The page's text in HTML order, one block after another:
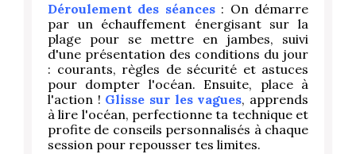
Déroulement des séances: On démarre
par un échauffement énergisant sur la
plage pour se mettre en jambes, suivi
d'une présentation des conditions du jour
: courants, règles de sécurité et astuces
pour dompter l'océan. Ensuite, place à
l'action ! Glisse sur les vagues, apprends
à lire l'océan, perfectionne ta technique et
profite de conseils personnalisés à chaque
session pour repousser tes limites.